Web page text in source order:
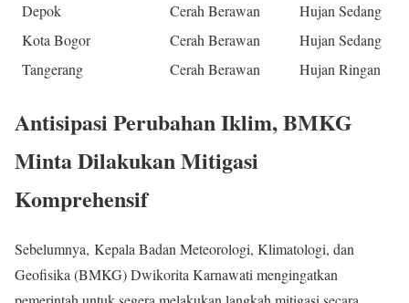
Depok
Cerah Berawan
Hujan Sedang
Kota Bogor
Cerah Berawan
Hujan Sedang
Tangerang
Cerah Berawan Hujan Ringan
Antisipasi Perubahan Iklim, BMKG
Minta Dilakukan Mitigasi
Komprehensif
Sebelumnya, Kepala Badan Meteorologi, Klimatologi, dan
Geofisika (BMKG) Dwikorita Karnawati mengingatkan